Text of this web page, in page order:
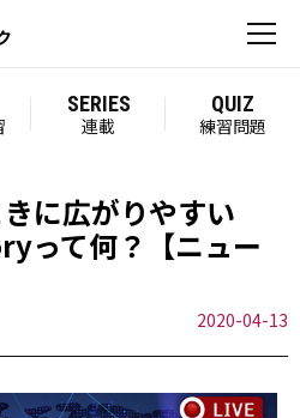
SERIES
連載
QUIZ
練習問題
に広がりやすい
って何？【ニュー
2020-04-13